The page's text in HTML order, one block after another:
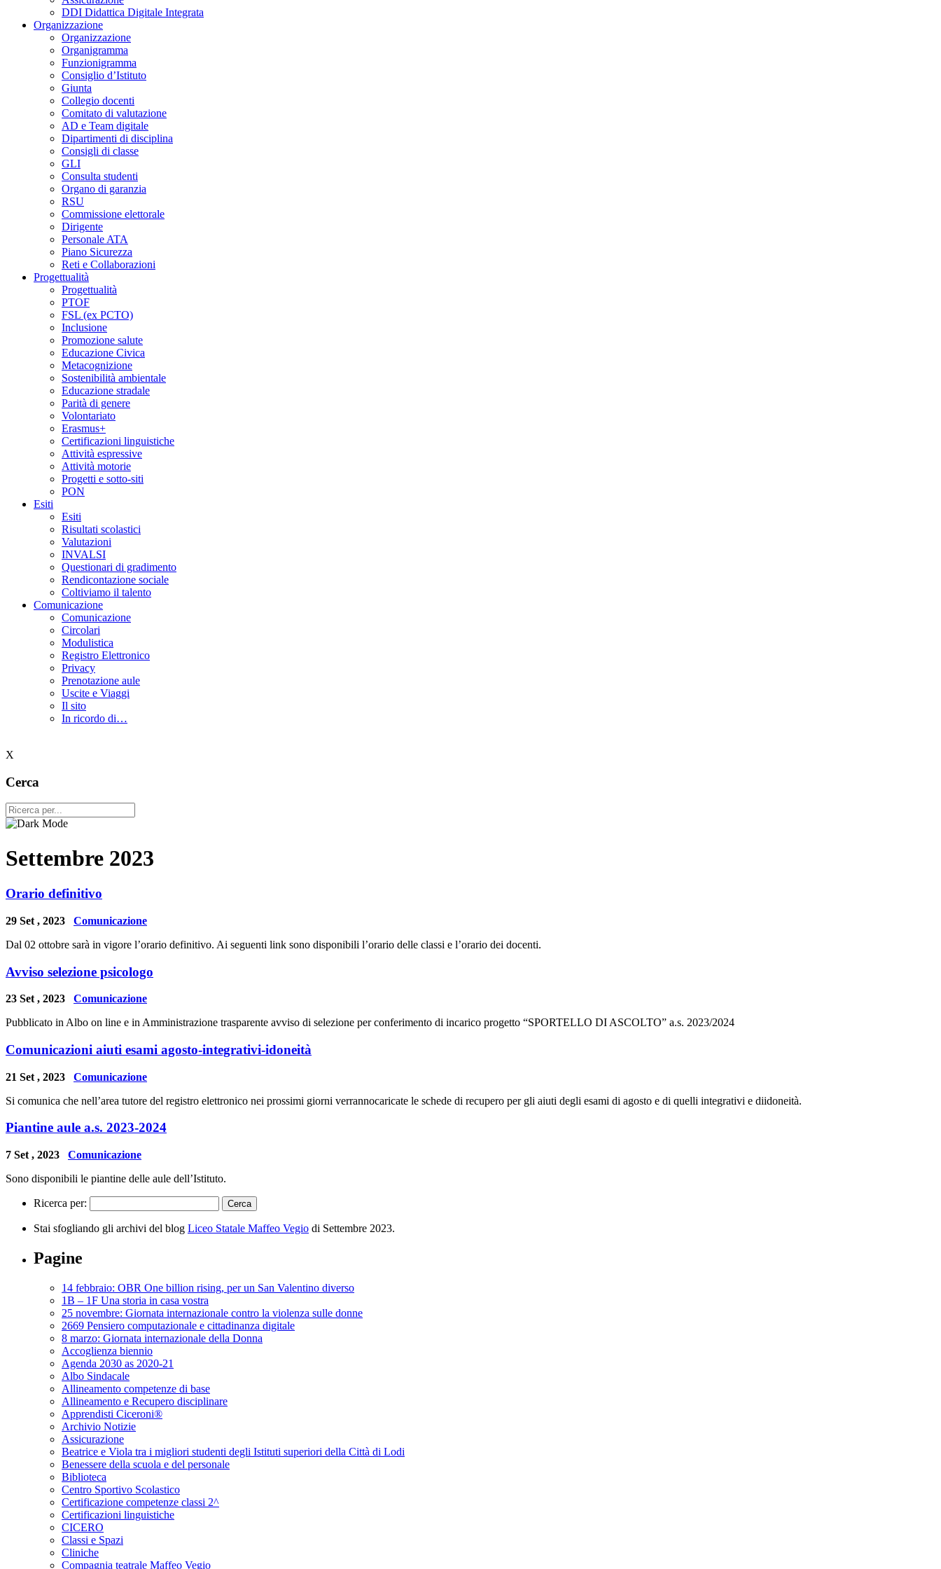
DDI Didattica Digitale Integrata
Organizzazione
Organizzazione
Organigramma
Funzionigramma
Consiglio d’Istituto
Giunta
Collegio docenti
Comitato di valutazione
AD e Team digitale
Dipartimenti di disciplina
Consigli di classe
GLI
Consulta studenti
Organo di garanzia
RSU
Commissione elettorale
Dirigente
Personale ATA
Piano Sicurezza
Reti e Collaborazioni
Progettualità
Progettualità
PTOF
FSL (ex PCTO)
Inclusione
Promozione salute
Educazione Civica
Metacognizione
Sostenibilità ambientale
Educazione stradale
Parità di genere
Volontariato
Erasmus+
Certificazioni linguistiche
Attività espressive
Attività motorie
Progetti e sotto-siti
PON
Esiti
Esiti
Risultati scolastici
Valutazioni
INVALSI
Questionari di gradimento
Rendicontazione sociale
Coltiviamo il talento
Comunicazione
Comunicazione
Circolari
Modulistica
Registro Elettronico
Privacy
Prenotazione aule
Uscite e Viaggi
Il sito
In ricordo di…
X
Cerca
Settembre 2023
Orario definitivo
29 Set , 2023 Comunicazione
Dal 02 ottobre sarà in vigore l’orario definitivo. Ai seguenti link sono disponibili l’orario delle classi e l’orario dei docenti.
Avviso selezione psicologo
23 Set , 2023 Comunicazione
Pubblicato in Albo on line e in Amministrazione trasparente avviso di selezione per conferimento di incarico progetto “SPORTELLO DI ASCOLTO” a.s. 2023/2024
Comunicazioni aiuti esami agosto-integrativi-idoneità
21 Set , 2023 Comunicazione
Si comunica che nell’area tutore del registro elettronico nei prossimi giorni verrannocaricate le schede di recupero per gli aiuti degli esami di agosto e di quelli integrativi e diidoneità.
Piantine aule a.s. 2023-2024
7 Set , 2023 Comunicazione
Sono disponibili le piantine delle aule dell’Istituto.
Ricerca per:
Stai sfogliando gli archivi del blog Liceo Statale Maffeo Vegio di Settembre 2023.
Pagine
14 febbraio: OBR One billion rising, per un San Valentino diverso
1B – 1F Una storia in casa vostra
25 novembre: Giornata internazionale contro la violenza sulle donne
2669 Pensiero computazionale e cittadinanza digitale
8 marzo: Giornata internazionale della Donna
Accoglienza biennio
Agenda 2030 as 2020-21
Albo Sindacale
Allineamento competenze di base
Allineamento e Recupero disciplinare
Apprendisti Ciceroni®
Archivio Notizie
Assicurazione
Beatrice e Viola tra i migliori studenti degli Istituti superiori della Città di Lodi
Benessere della scuola e del personale
Biblioteca
Centro Sportivo Scolastico
Certificazione competenze classi 2^
Certificazioni linguistiche
CICERO
Classi e Spazi
Cliniche
Compagnia teatrale Maffeo Vegio